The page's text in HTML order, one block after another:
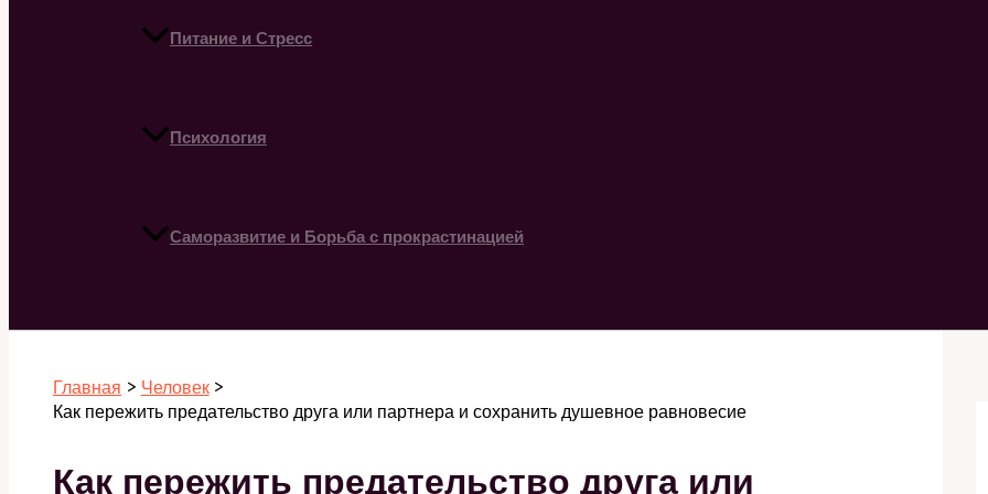
Питание и Стресс
Психология
Саморазвитие и Борьба с прокрастинацией
Главная
Человек
Как пережить предательство друга или партнера и сохранить душевное равновесие
Как пережить предательство друга или